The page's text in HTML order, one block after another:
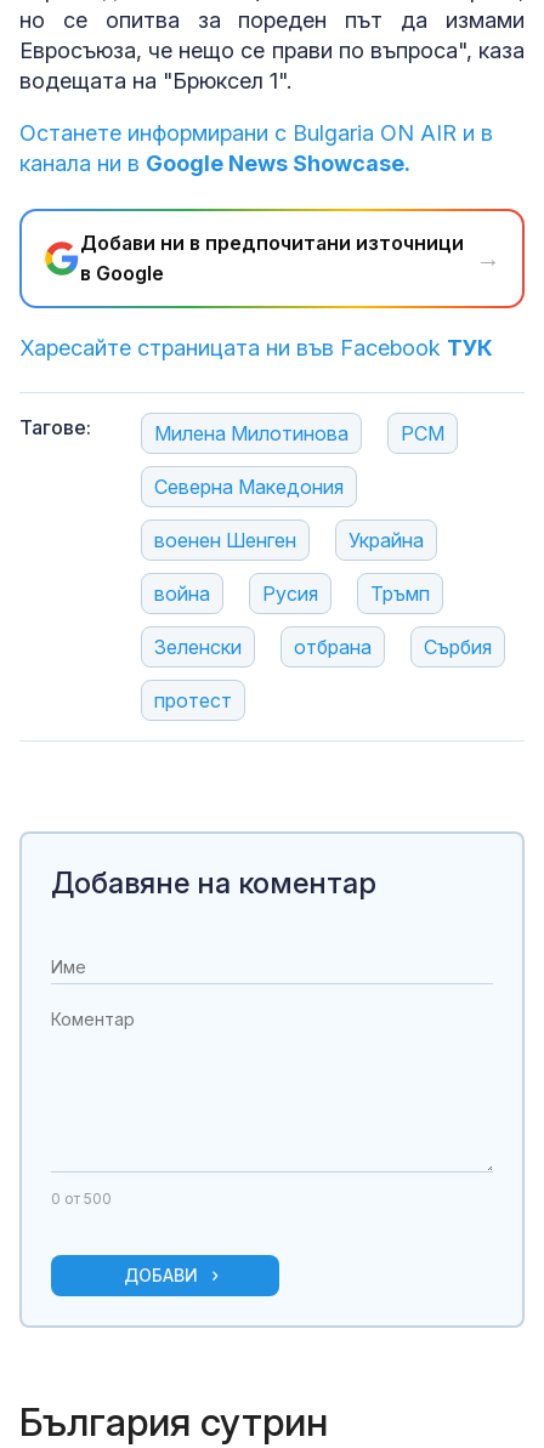
но се опитва за пореден път да измами
Евросъюза, че нещо се прави по въпроса", каза
водещата на "Брюксел 1".
Останете информирани с Bulgaria ON AIR и в
канала ни в Google News Showcase.
Добави ни в предпочитани източници
в Google
→
Харесайте страницата ни във Facebook ТУК
Тагове: Милена Милотинова РСМ
Северна Македония
военен Шенген Украйна
война Русия Тръмп
Зеленски отбрана Сърбия
протест
Добавяне на коментар
0 от 500
ДОБАВИ
България сутрин